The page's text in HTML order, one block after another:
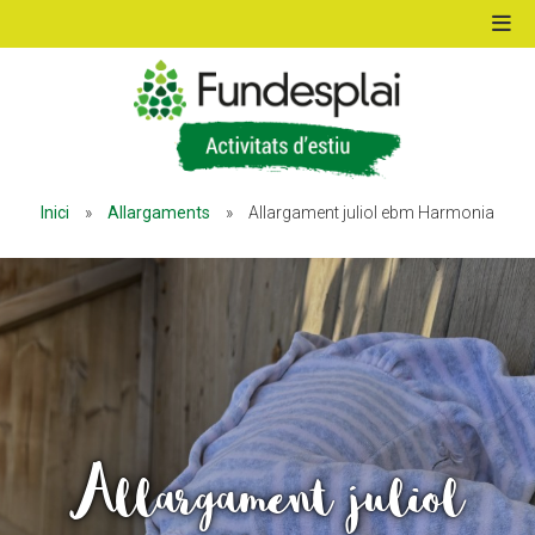
Inici » Allargaments » Allargament juliol ebm Harmonia
Allargament juliol
ACTIVITATS D'ESTIU
ALBERG CENTRE ESPLAI
FORMACIÓ